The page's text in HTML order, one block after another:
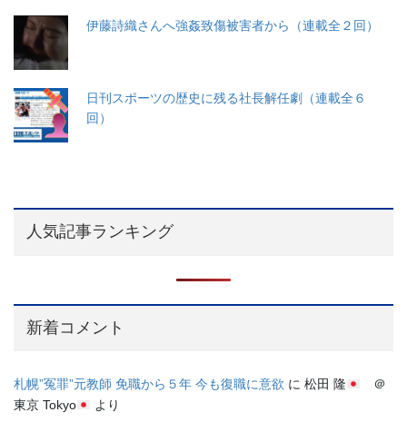
伊藤詩織さんへ強姦致傷被害者から（連載全２回）
日刊スポーツの歴史に残る社長解任劇（連載全６
回）
人気記事ランキング
新着コメント
札幌”冤罪”元教師 免職から５年 今も復職に意欲 に 松田 隆
＠
東京 Tokyo
より